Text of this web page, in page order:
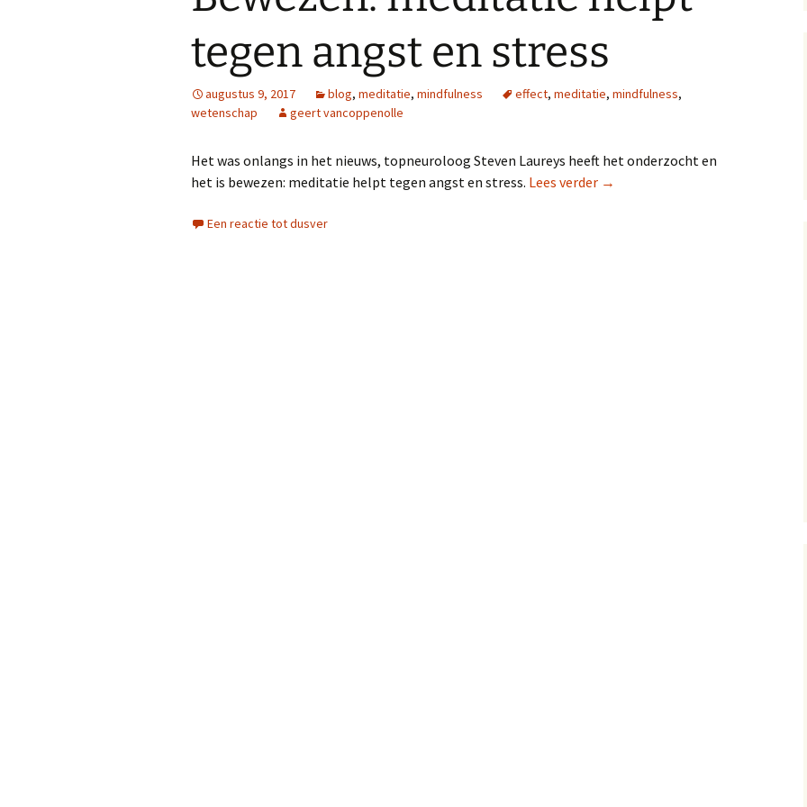
Mindfulness
Heartfulness
Relaxatie: leer omgaan
Zachte yoga
Yoga bij kanker
voorwaarden
tegen angst en stress
augustus 9, 2017 blog, meditatie, mindfulness effect, meditatie, mindfulness,
wetenschap
geert vancoppenolle
Het was onlangs in het nieuws, topneuroloog Steven Laureys heeft het onderzocht en
het is bewezen: meditatie helpt tegen angst en stress. Lees verder Bewezen: meditatie helpt tegen
→
Een reactie tot dusver